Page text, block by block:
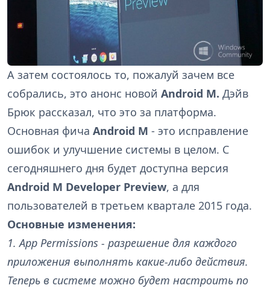
А затем состоялось то, пожалуй зачем все
собрались, это анонс новой Android M. Дэйв
Брюк рассказал, что это за платформа.
Основная фича Android M - это исправление
ошибок и улучшение системы в целом. С
сегодняшнего дня будет доступна версия
Android M Developer Preview, а для
пользователей в третьем квартале 2015 года.
Основные изменения:
1. App Permissions - разрешение для каждого
приложения выполнять какие-либо действия.
Теперь в системе можно будет настроить по